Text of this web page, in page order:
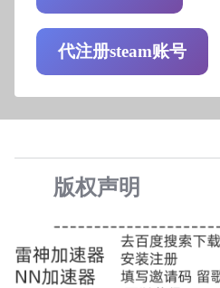
代注册steam账号
版权声明